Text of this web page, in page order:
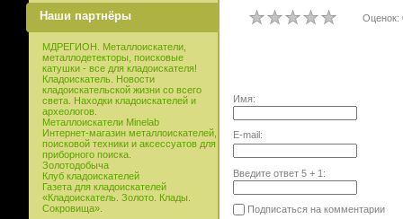
Наши партнёры
МДРЕГИОН. Металлоискатели,
металлодетекторы, поисковые
катушки - все для кладоискателя!
Кладоискатель. Новости
кладоискательской жизни со всего
света. Находки кладоискателей и
археологов.
Металлоискатели Minelab
Интернет-магазин металлоискателей,
поисковой техники и аксессуатов для
приборного поиска.
Золотодобыча
Клуб кладоискателей
Газета для кладоискателей
«Кладоискатель. Золото. Клады.
Сокровища».
Оценок:
Имя:
E-mail:
Введите ответ 5+ 1 :
Подписаться на комментарии